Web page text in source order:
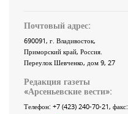
Почтовый адрес:
690091, г. Владивосток,
Приморский край, Россия
Переулок Шевченко, дом 9, 27
Редакция газеты
«Арсеньевские вести»:
Телефон: +7 (423) 240-70-21, факс: